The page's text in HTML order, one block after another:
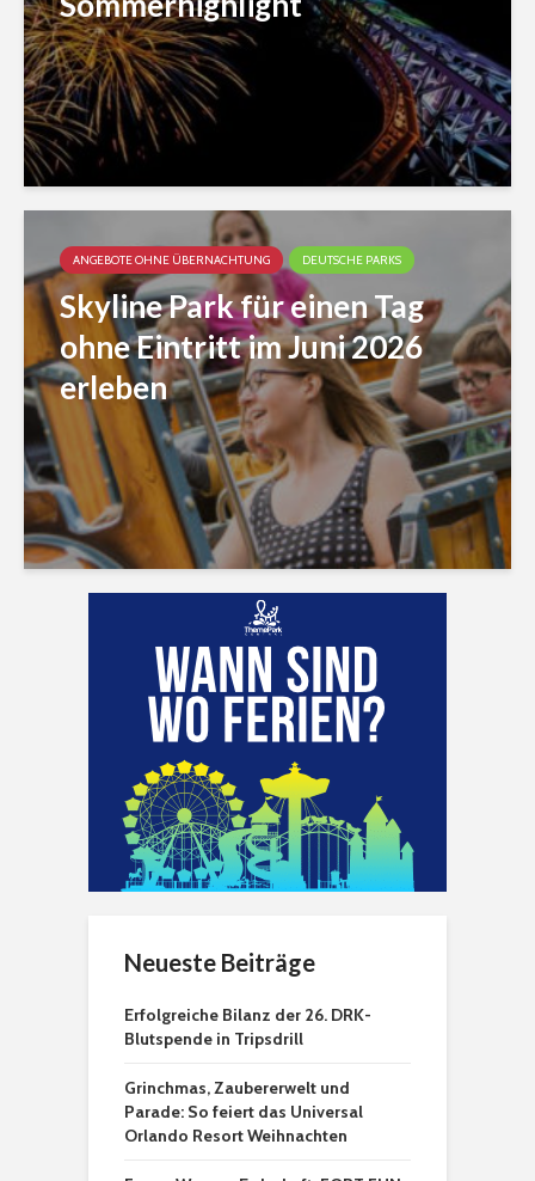
ANGEBOTE OHNE ÜBERNACHTUNG DEUTSCHE PARKS
Skyline Park für einen Tag
ohne Eintritt im Juni 2026
erleben
Neueste Beiträge
Erfolgreiche Bilanz der 26. DRK-
Blutspende in Tripsdrill
Grinchmas, Zaubererwelt und
Parade: So feiert das Universal
Orlando Resort Weihnachten